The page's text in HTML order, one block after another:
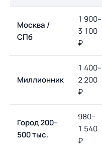
Москва /
СПб
1 900–
3 100
₽
Миллионник
1 400–
2 200
₽
Город 200–
500 тыс.
980–
1 540
₽